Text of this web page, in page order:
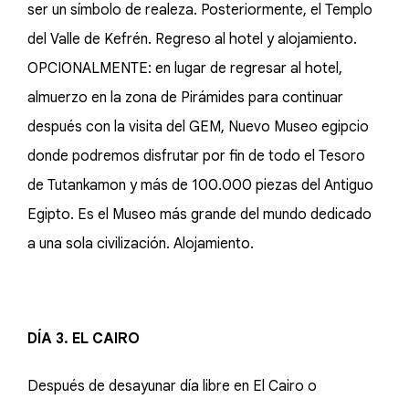
ser un símbolo de realeza. Posteriormente, el Templo
del Valle de Kefrén. Regreso al hotel y alojamiento.
OPCIONALMENTE: en lugar de regresar al hotel,
almuerzo en la zona de Pirámides para continuar
después con la visita del GEM, Nuevo Museo egipcio
donde podremos disfrutar por fin de todo el Tesoro
de Tutankamon y más de 100.000 piezas del Antiguo
Egipto. Es el Museo más grande del mundo dedicado
a una sola civilización. Alojamiento.
DÍA 3. EL CAIRO
Después de desayunar día libre en El Cairo o